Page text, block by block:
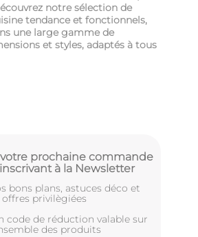
notre sélection de
tendance et fonctionnels,
une large gamme de
et styles, adaptés à tous
prochaine commande
à la Newsletter
bons plans, astuces déco et
offres privilègiées
code de réduction valable sur
des produits